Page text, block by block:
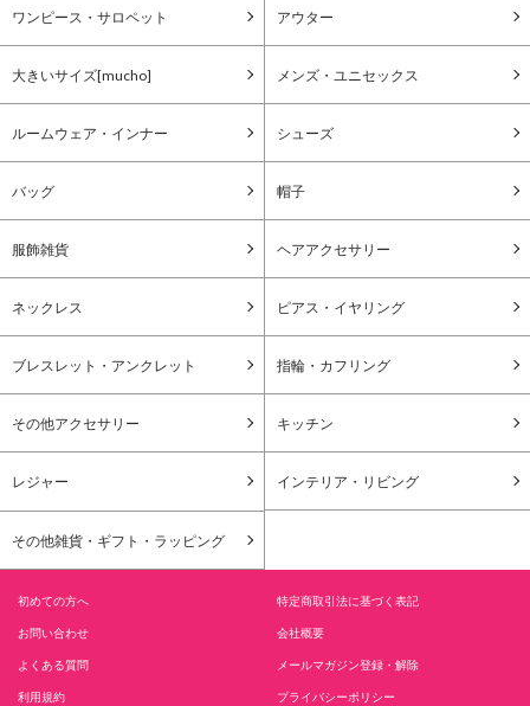
ワンピース・サロペット アウター
大きいサイズ[mucho] メンズ・ユニセックス
ルームウェア・インナー シューズ
バッグ 帽子
服飾雑貨 ヘアアクセサリー
ネックレス ピアス・イヤリング
ブレスレット・アンクレット 指輪・カフリング
その他アクセサリー キッチン
レジャー インテリア・リビング
その他雑貨・ギフト・ラッピング
初めての方へ 特定商取引法に基づく表記
お問い合わせ 会社概要
よくある質問 メールマガジン登録・解除
利用規約 プライバシーポリシー